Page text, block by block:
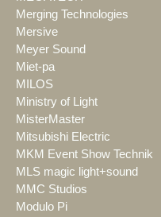
Merging Technologies
Mersive
Meyer Sound
Miet-pa
MILOS
Ministry of Light
MisterMaster
Mitsubishi Electric
MKM Event Show Technik
MLS magic light+sound
MMC Studios
Modulo Pi